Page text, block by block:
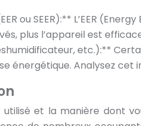
ou SEER):** L’EER
plus l’appareil est
etc.):**
énergétique. Analysez cet
et la manière dont